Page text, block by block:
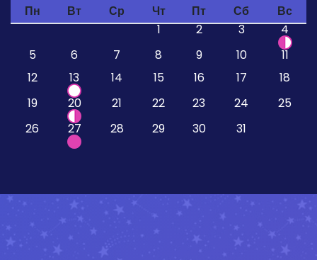
Пн
Вт Ср Чт Пт Сб
Вс
1
2 3
4
5
6 7 8 9 10
11
12
13 14 15 16 17
18
19
20 21 22 23 24
25
26
27 28 29 30 31